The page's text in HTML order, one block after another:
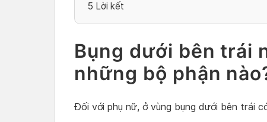
5 Lời kết
Bụng dưới bên trái
những bộ phận
Đối với phụ nữ, ở vùng bụng dưới bên trái